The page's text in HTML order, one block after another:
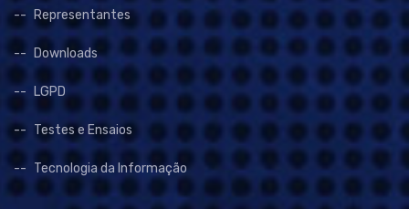
Representantes
Downloads
LGPD
Testes e Ensaios
Tecnologia da Informação